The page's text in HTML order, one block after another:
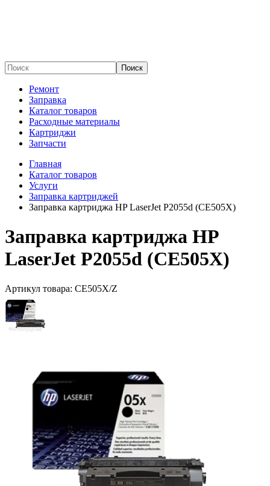
Поиск
Ремонт
Заправка
Каталог товаров
Расходные материалы
Картриджи
Запчасти
Главная
Каталог товаров
Услуги
Заправка картриджей
Заправка картриджа HP LaserJet P2055d (CE505X)
Заправка картриджа HP
LaserJet P2055d (CE505X)
Артикул товара: CE505X/Z